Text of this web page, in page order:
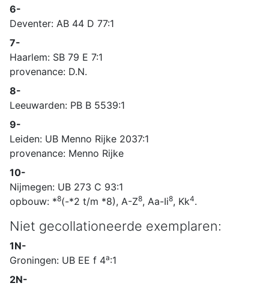
6-
Deventer: AB 44 D 77:1
7-
Haarlem: SB 79 E 7:1
provenance: D.N.
8-
Leeuwarden: PB B 5539:1
9-
Leiden: UB Menno Rijke 2037:1
provenance: Menno Rijke
10-
Nijmegen: UB 273 C 93:1
opbouw: *8(-*2 t/m *8), A-Z8, Aa-Ii8, Kk4.
Niet gecollationeerde exemplaren:
1N-
Groningen: UB EE f 4a:1
2N-